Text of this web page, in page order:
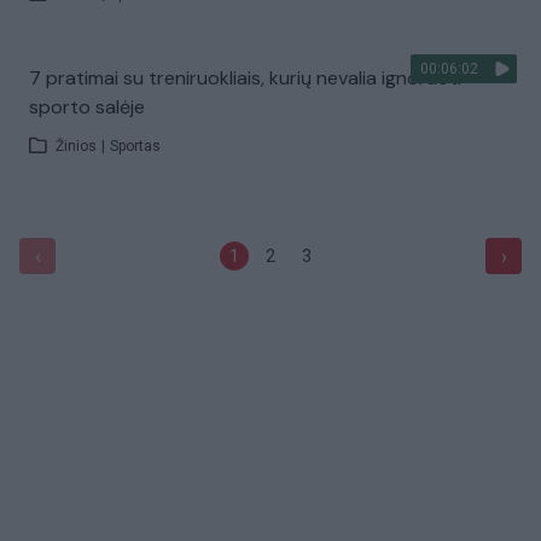
00:06:02
7 pratimai su treniruokliais, kurių nevalia ignoruoti
sporto salėje
Žinios Sportas
‹ 1 2 3 ›